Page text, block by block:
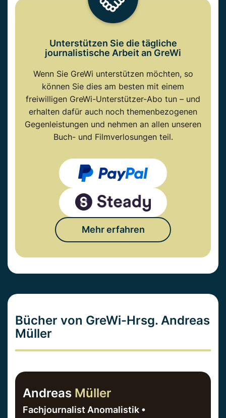
Unterstützen Sie die tägliche
journalistische Arbeit an GreWi
Wenn Sie GreWi unterstützen möchten, so
können Sie dies am besten mit einem
freiwilligen GreWi-Unterstützer-Abo tun – und
erhalten dafür auch noch themenbezogenen
Gegenleistungen und nehmen an allen unseren
Buch- und Filmverlosungen teil.
Mehr erfahren
Bücher von GreWi-Hrsg. Andreas
Müller
Andreas Müller
Fachjournalist Anomalistik •